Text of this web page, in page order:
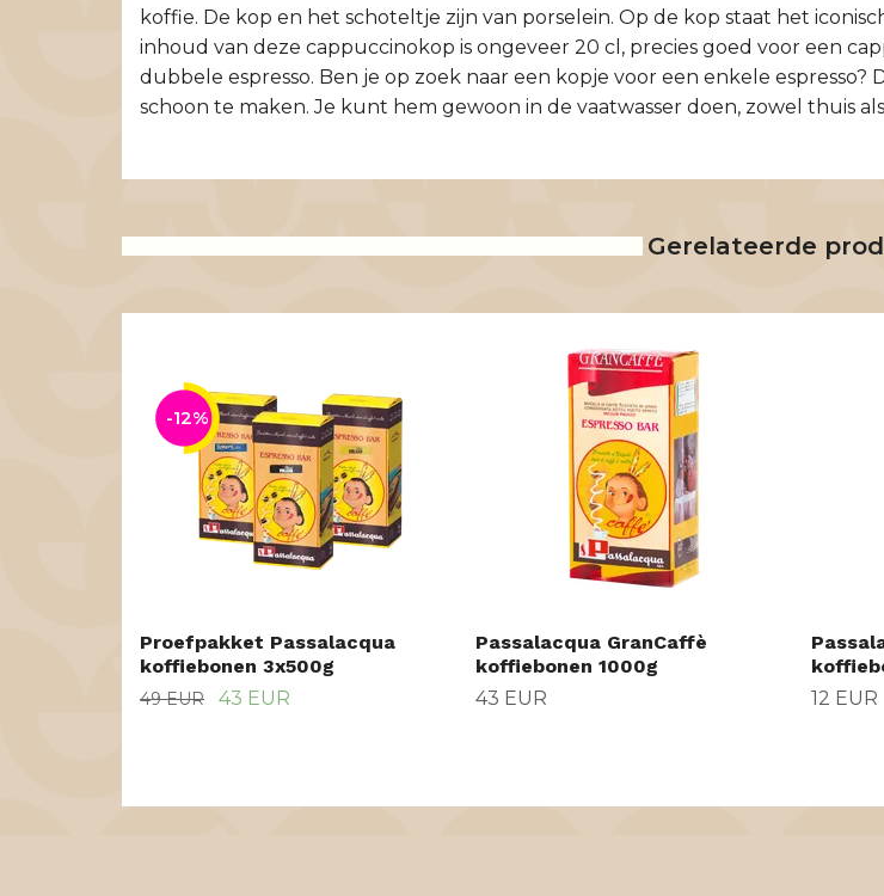
koffie. De kop en het schoteltje zijn van porselein. Op de kop staat het
inhoud van deze cappuccinokop is ongeveer 20 cl, precies goed voor een
dubbele espresso. Ben je op zoek naar een kopje voor een enkele espresso?
schoon te maken. Je kunt hem gewoon in de vaatwasser doen, zowel thuis
Gerelateerde
-12%
Proefpakket Passalacqua
koffiebonen 3x500g
49 EUR 43 EUR
Passalacqua GranCaffè
koffiebonen 1000g
43 EUR
12 EUR